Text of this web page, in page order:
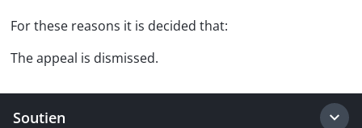
For these reasons it is decided that:
The appeal is dismissed.
Soutien